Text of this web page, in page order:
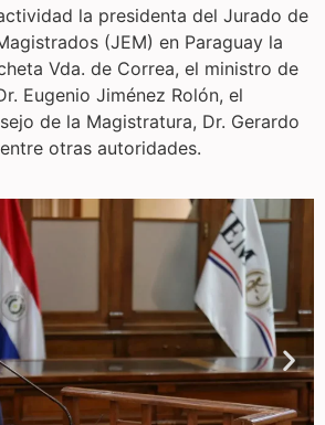
la presidenta del Jurado de
(JEM) en Paraguay la
Vda. de Correa, el ministro de
Eugenio Jiménez Rolón, el
de la Magistratura, Dr. Gerardo
otras autoridades.